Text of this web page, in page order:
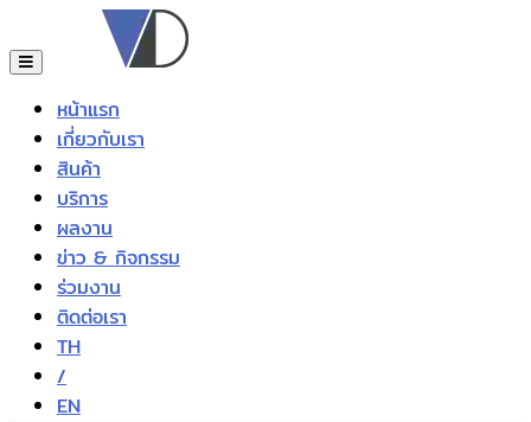
หน้าแรก
เกี่ยวกับเรา
สินค้า
บริการ
ผลงาน
ข่าว & กิจกรรม
ร่วมงาน
ติดต่อเรา
TH
/
EN